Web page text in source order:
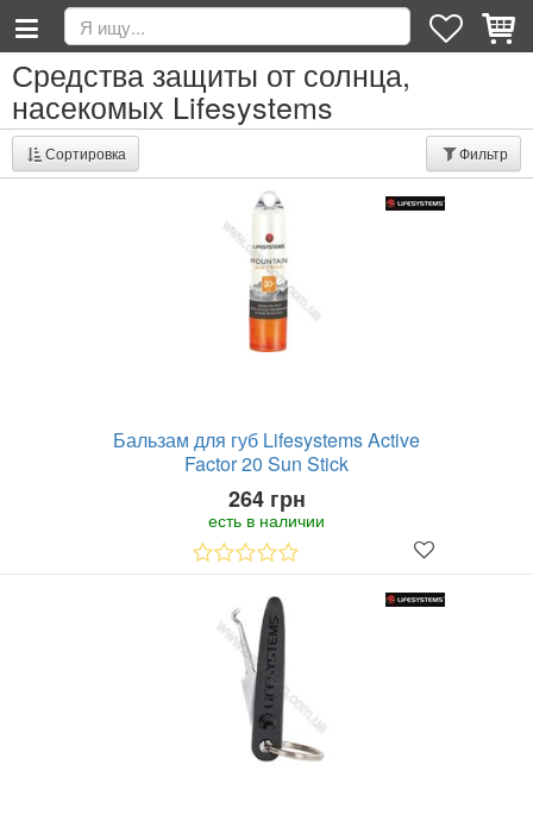
Средства защиты от солнца,
насекомых Lifesystems
Сортировка Фильтр
Бальзам для губ Lifesystems Active
Factor 20 Sun Stick
264 грн
есть в наличии